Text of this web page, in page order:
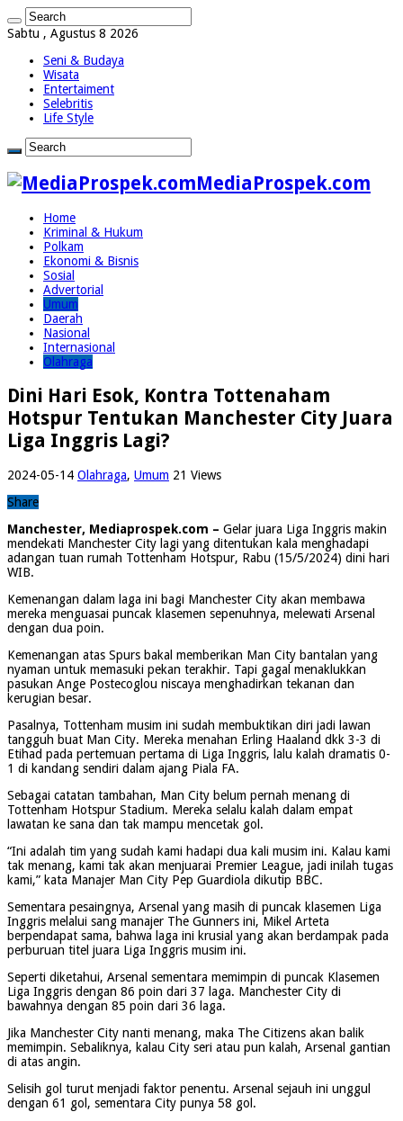
Sabtu , Agustus 8 2026
Seni & Budaya
Wisata
Entertaiment
Selebritis
Life Style
MediaProspek.com
Home
Kriminal & Hukum
Polkam
Ekonomi & Bisnis
Sosial
Advertorial
Umum
Daerah
Nasional
Internasional
Olahraga
Dini Hari Esok, Kontra Tottenaham
Hotspur Tentukan Manchester City Juara
Liga Inggris Lagi?
2024-05-14 Olahraga, Umum 21 Views
Share
Manchester, Mediaprospek.com – Gelar juara Liga Inggris makin
mendekati Manchester City lagi yang ditentukan kala menghadapi
adangan tuan rumah Tottenham Hotspur, Rabu (15/5/2024) dini hari
WIB.
Kemenangan dalam laga ini bagi Manchester City akan membawa
mereka menguasai puncak klasemen sepenuhnya, melewati Arsenal
dengan dua poin.
Kemenangan atas Spurs bakal memberikan Man City bantalan yang
nyaman untuk memasuki pekan terakhir. Tapi gagal menaklukkan
pasukan Ange Postecoglou niscaya menghadirkan tekanan dan
kerugian besar.
Pasalnya, Tottenham musim ini sudah membuktikan diri jadi lawan
tangguh buat Man City. Mereka menahan Erling Haaland dkk 3-3 di
Etihad pada pertemuan pertama di Liga Inggris, lalu kalah dramatis 0-
1 di kandang sendiri dalam ajang Piala FA.
Sebagai catatan tambahan, Man City belum pernah menang di
Tottenham Hotspur Stadium. Mereka selalu kalah dalam empat
lawatan ke sana dan tak mampu mencetak gol.
“Ini adalah tim yang sudah kami hadapi dua kali musim ini. Kalau kami
tak menang, kami tak akan menjuarai Premier League, jadi inilah tugas
kami,” kata Manajer Man City Pep Guardiola dikutip BBC.
Sementara pesaingnya, Arsenal yang masih di puncak klasemen Liga
Inggris melalui sang manajer The Gunners ini, Mikel Arteta
berpendapat sama, bahwa laga ini krusial yang akan berdampak pada
perburuan titel juara Liga Inggris musim ini.
Seperti diketahui, Arsenal sementara memimpin di puncak Klasemen
Liga Inggris dengan 86 poin dari 37 laga. Manchester City di
bawahnya dengan 85 poin dari 36 laga.
Jika Manchester City nanti menang, maka The Citizens akan balik
memimpin. Sebaliknya, kalau City seri atau pun kalah, Arsenal gantian
di atas angin.
Selisih gol turut menjadi faktor penentu. Arsenal sejauh ini unggul
dengan 61 gol, sementara City punya 58 gol.